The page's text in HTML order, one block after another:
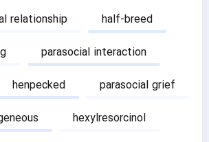
relationship
half-breed
parasocial interaction
henpecked
parasocial grief
hexylresorcinol